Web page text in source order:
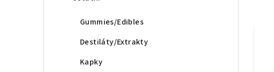
Gummies/Edibles
Destiláty/Extrakty
Kapky